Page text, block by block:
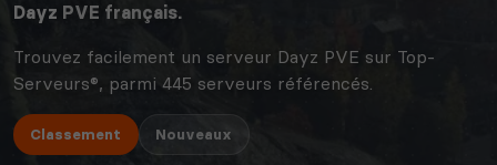
Dayz PVE français.
Trouvez facilement un serveur Dayz PVE sur Top-
Serveurs®, parmi 445 serveurs référencés.
Classement Nouveaux